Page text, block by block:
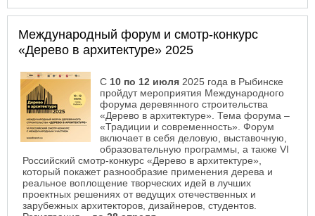
Международный форум и смотр-конкурс
«Дерево в архитектуре» 2025
С 10 по 12 июля 2025 года в Рыбинске
пройдут мероприятия Международного
форума деревянного строительства
«Дерево в архитектуре». Тема форума –
«Традиции и современность». Форум
включает в себя деловую, выставочную,
образовательную программы, а также VI
Российский смотр-конкурс «Дерево в архитектуре»,
который покажет разнообразие применения дерева и
реальное воплощение творческих идей в лучших
проектных решениях от ведущих отечественных и
зарубежных архитекторов, дизайнеров, студентов.